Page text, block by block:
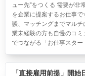
ュー先”をつくる 需要が非
を企業に提案するお仕事
談、マッチングまでマル
業未経験の方も自慢のコ
でつながる「お仕事スタ
「直接雇用前提」開